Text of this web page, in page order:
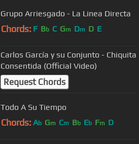
Grupo Arriesgado - La Linea Directa
Chords: F Bb C Gm Dm D E
Carlos García y su Conjunto - Chiquita
Consentida (Official Video)
Request Chords
Todo A Su Tiempo
Chords: Ab Gm Cm Bb Eb Fm D